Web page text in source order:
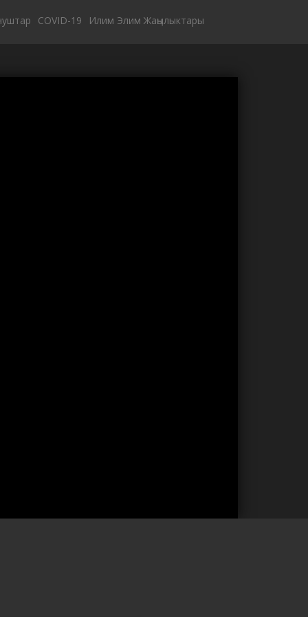
COVID-19 Илим Элим Жаңылыктары